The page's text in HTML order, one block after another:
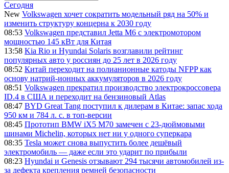
Сегодня
New Volkswagen хочет сократить модельный ряд на 50% и
изменить структуру концерна к 2030 году
08:53 Volkswagen представил Jetta M6 с электромотором
мощностью 145 кВт для Китая
13:58 Kia Rio и Hyundai Solaris возглавили рейтинг
популярных авто у россиян до 25 лет в 2026 году
08:52 Китай переходит на полианионные катоды NFPP как
основу натрий-ионных аккумуляторов в 2026 году
08:51 Volkswagen прекратил производство электрокроссовера
ID.4 в США и переходит на бензиновый Atlas
08:47 BYD Great Tang поступил к дилерам в Китае: запас хода
950 км и 784 л. с. в топ-версии
08:45 Прототип BMW iX5 M70 замечен с 23-дюймовыми
шинами Michelin, которых нет ни у одного суперкара
08:35 Tesla может снова выпустить более дешёвый
электромобиль — даже если это ударит по прибыли
08:23 Hyundai и Genesis отзывают 294 тысячи автомобилей из-
за дефекта крепления ремней безопасности